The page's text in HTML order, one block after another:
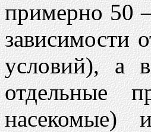
примерно 50
зависимости
условий), а
отдельные
насекомые)